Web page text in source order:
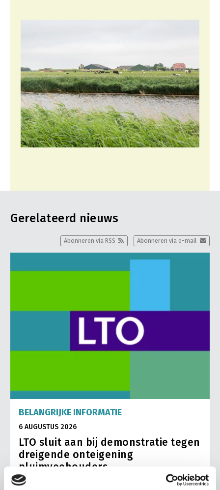
Gerelateerd nieuws
Abonneren via e-mail
Abonneren via RSS
BELANGRIJKE INFORMATIE
6 AUGUSTUS 2026
LTO sluit aan bij demonstratie tegen
dreigende onteigening
pluimveehouders
ZLTO, LLTB, LTO Noord en LTO Nederland roepen hun